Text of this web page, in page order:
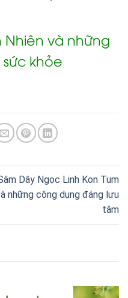
Nhiên và những
khỏe
Dây Ngọc Linh Kon Tum
những công dụng đáng lưu
tâm